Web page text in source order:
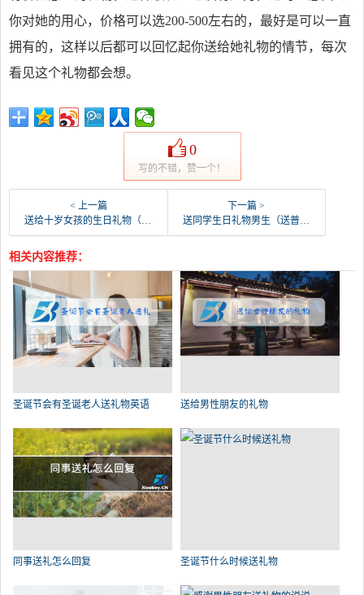
你对她的用心，价格可以选200-500左右的，最好是可以一直
拥有的，这样以后都可以回忆起你送给她礼物的情节，每次
看见这个礼物都会想。
0
写的不错，赞一个！
< 上一篇
送给十岁女孩的生日礼物（10岁小姑娘生日礼物排行）
下一篇 >
送同学生日礼物男生（送普通男生的生日礼物）
相关内容推荐：
圣诞节会有圣诞老人送礼物英语 送给男性朋友的礼物
同事送礼怎么回复 圣诞节什么时候送礼物